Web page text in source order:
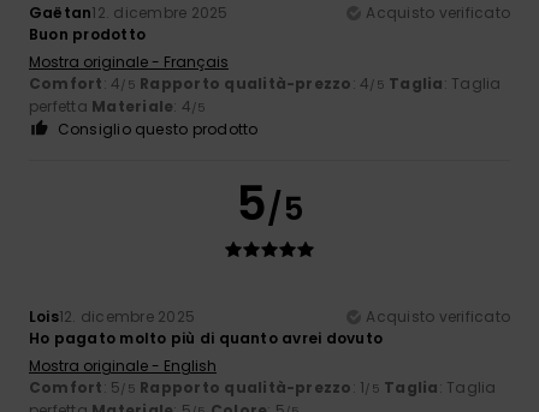
Gaëtan12. dicembre 2025
Acquisto verificato
Buon prodotto
Mostra originale - Français
Comfort: 4/5 Rapporto qualità-prezzo: 4/5 Taglia: Taglia
perfetta Materiale: 4/5
Consiglio questo prodotto
5/5
Lois12. dicembre 2025
Acquisto verificato
Ho pagato molto più di quanto avrei dovuto
Mostra originale - English
Comfort: 5/5 Rapporto qualità-prezzo: 1/5 Taglia: Taglia